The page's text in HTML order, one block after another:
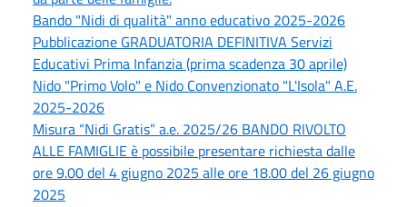
Bando "Nidi di qualità" anno educativo 2025-2026
Pubblicazione GRADUATORIA DEFINITIVA Servizi
Educativi Prima Infanzia (prima scadenza 30 aprile)
Nido "Primo Volo" e Nido Convenzionato "L'Isola" A.E.
2025-2026
Misura “Nidi Gratis” a.e. 2025/26 BANDO RIVOLTO
ALLE FAMIGLIE è possibile presentare richiesta dalle
ore 9.00 del 4 giugno 2025 alle ore 18.00 del 26 giugno
2025